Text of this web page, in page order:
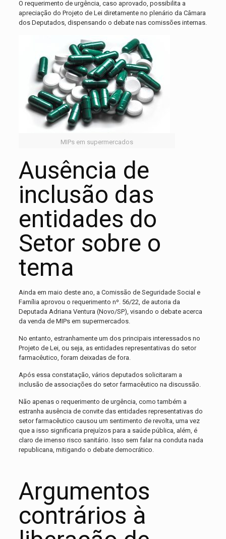
O requerimento de urgência, caso aprovado, possibilita a
apreciação do Projeto de Lei diretamente no plenário da Câmara
dos Deputados, dispensando o debate nas comissões internas.
MIPs em supermercados
Ausência de
inclusão das
entidades do
Setor sobre o
tema
Ainda em maio deste ano, a Comissão de Seguridade Social e
Família aprovou o requerimento nº. 56/22, de autoria da
Deputada Adriana Ventura (Novo/SP), visando o debate acerca
da venda de MIPs em supermercados.
No entanto, estranhamente um dos principais interessados no
Projeto de Lei, ou seja, as entidades representativas do setor
farmacêutico, foram deixadas de fora.
Após essa constatação, vários deputados solicitaram a
inclusão de associações do setor farmacêutico na discussão.
Não apenas o requerimento de urgência, como também a
estranha ausência de convite das entidades representativas do
setor farmacêutico causou um sentimento de revolta, uma vez
que a isso significaria prejuízos para a saúde pública, além, é
claro de imenso risco sanitário. Isso sem falar na conduta nada
republicana, mitigando o debate democrático.
Argumentos
contrários à